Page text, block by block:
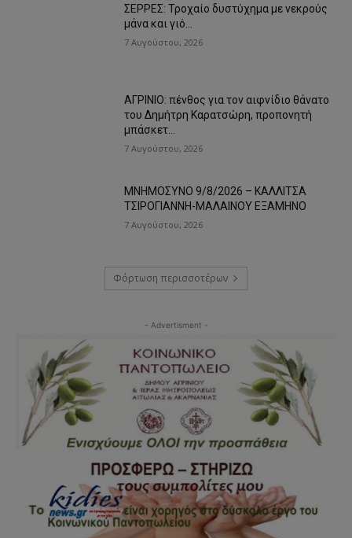
ΣΕΡΡΕΣ: Τροχαίο δυστύχημα με νεκρούς
μάνα και γιό…
7 Αυγούστου, 2026
ΑΓΡΙΝΙΟ: πένθος για τον αιφνίδιο θάνατο
του Δημήτρη Καρατσώρη, προπονητή
μπάσκετ…
7 Αυγούστου, 2026
ΜΝΗΜΟΣΥΝΟ 9/8/2026 – ΚΑΛΛΙΤΣΑ
ΤΣΙΡΟΓΙΑΝΝΗ-ΜΑΛΑΙΝΟΥ ΕΞΑΜΗΝΟ
7 Αυγούστου, 2026
Φόρτωση περισσοτέρων
- Advertisment -